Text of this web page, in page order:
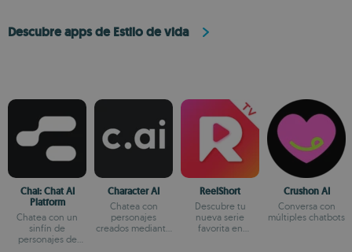
Descubre apps de Estilo de vida
Chai: Chat AI
Platform
Chatea con un
sinfín de
personajes de
Character AI
Chatea con
personajes
creados mediante
ReelShort
Descubre tu
nueva serie
favorita en
Crushon AI
Conversa con
múltiples chatbots